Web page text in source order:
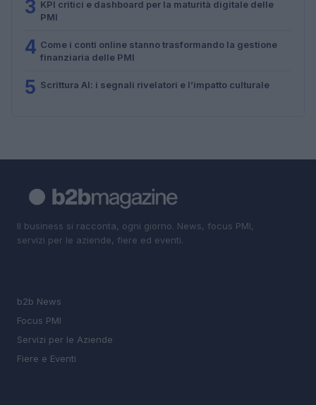
3 KPI critici e dashboard per la maturità digitale delle
PMI
4 Come i conti online stanno trasformando la gestione
finanziaria delle PMI
5 Scrittura AI: i segnali rivelatori e l’impatto culturale
Il business si racconta, ogni giorno. News, focus PMI,
servizi per le aziende, fiere ed eventi.
b2b News
Focus PMI
Servizi per le Aziende
Fiere e Eventi